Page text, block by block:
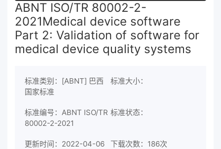
ABNT ISO/TR 80002-2-
2021Medical device software
Part 2: Validation of software for
medical device quality systems
标准类别：[ABNT] 巴西
国家标准
标准大小：
标准编号：ABNT ISO/TR
80002-2-2021
标准状态：
更新时间：2022-04-06 下载次数： 186次